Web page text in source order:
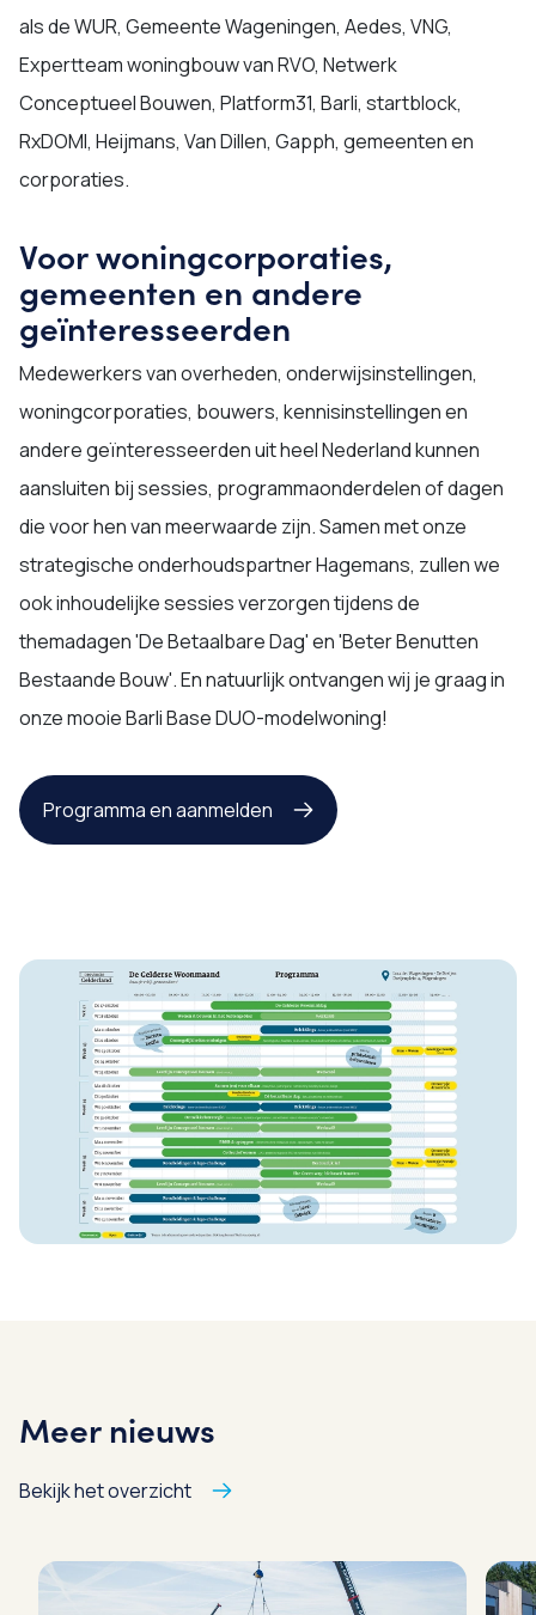
als de WUR, Gemeente Wageningen, Aedes, VNG,
Expertteam woningbouw van RVO, Netwerk
Conceptueel Bouwen, Platform31, Barli, startblock,
RxDOMI, Heijmans, Van Dillen, Gapph, gemeenten en
corporaties.
Voor woningcorporaties,
gemeenten en andere
geïnteresseerden
Medewerkers van overheden, onderwijsinstellingen,
woningcorporaties, bouwers, kennisinstellingen en
andere geïnteresseerden uit heel Nederland kunnen
aansluiten bij sessies, programmaonderdelen of dagen
die voor hen van meerwaarde zijn. Samen met onze
strategische onderhoudspartner Hagemans, zullen we
ook inhoudelijke sessies verzorgen tijdens de
themadagen 'De Betaalbare Dag' en 'Beter Benutten
Bestaande Bouw'. En natuurlijk ontvangen wij je graag in
onze mooie Barli Base DUO-modelwoning!
Programma en aanmelden
Meer nieuws
Bekijk het overzicht